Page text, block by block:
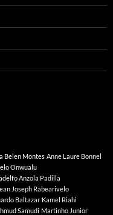
Belen Montes Anne Laure Bonnel
Onwualu
Anzola Padilla
Joseph Rabearivelo
Baltazar Kamel Riahi
Samudi Martinho Junior